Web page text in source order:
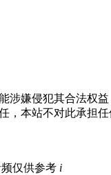
涉嫌侵犯其合法权
，本站不对此承担任
仅供参考 i